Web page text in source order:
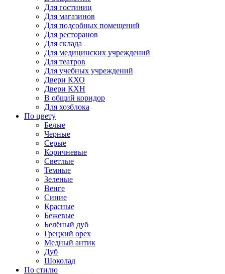
Для гостиниц
Для магазинов
Для подсобных помещений
Для ресторанов
Для склада
Для медицинских учреждений
Для театров
Для учебных учреждений
Двери КХО
Двери КХН
В общий коридор
Для хозблока
По цвету
Белые
Черные
Серые
Коричневые
Светлые
Темные
Зеленые
Венге
Синие
Красные
Бежевые
Белёный дуб
Грецкий орех
Медный антик
Дуб
Шоколад
По стилю